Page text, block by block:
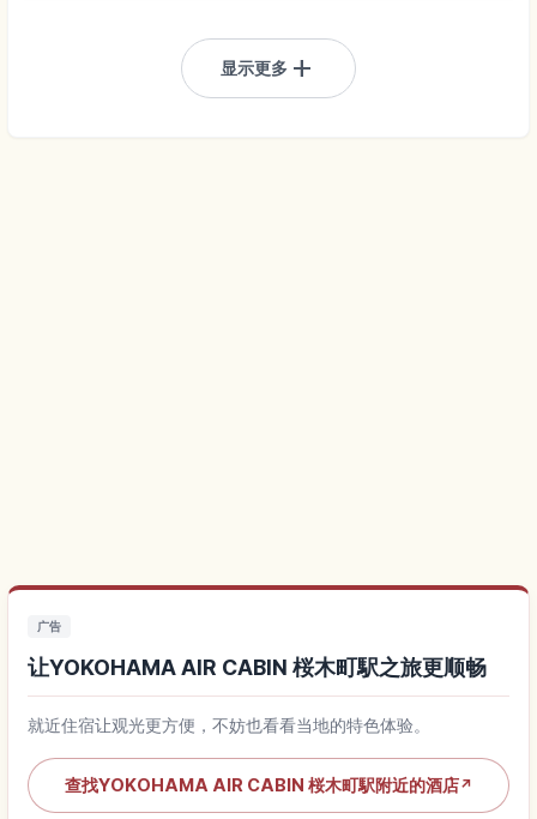
显示更多 add
广告
让YOKOHAMA AIR CABIN 桜木町駅之旅更顺畅
就近住宿让观光更方便，不妨也看看当地的特色体验。
查找YOKOHAMA AIR CABIN 桜木町駅附近的酒店↗